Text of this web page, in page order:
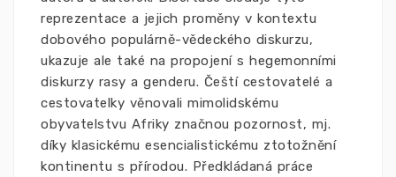
reprezentace a jejich proměny v kontextu
dobového populárně-vědeckého diskurzu,
ukazuje ale také na propojení s hegemonními
diskurzy rasy a genderu. Čeští cestovatelé a
cestovatelky věnovali mimolidskému
obyvatelstvu Afriky značnou pozornost, mj.
díky klasickému esencialistickému ztotožnění
kontinentu s přírodou. Předkládaná práce